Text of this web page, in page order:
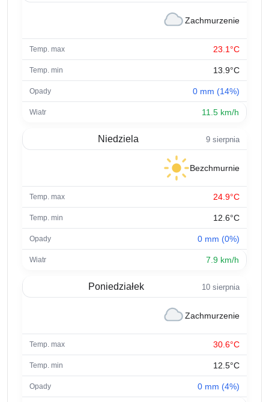
Zachmurzenie
23.1°C
13.9°C
0 mm (14%)
11.5 km/h
Niedziela 9 sierpnia
Bezchmurnie
24.9°C
12.6°C
0 mm (0%)
7.9 km/h
Poniedziałek 10 sierpnia
Zachmurzenie
30.6°C
12.5°C
0 mm (4%)